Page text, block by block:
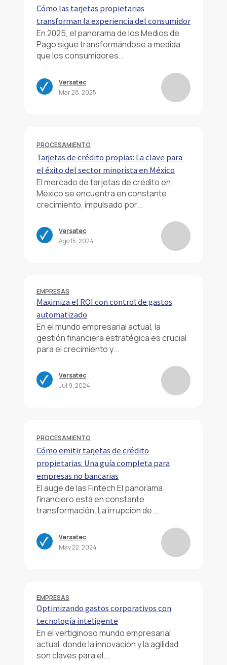
Cómo las tarjetas propietarias
transforman la experiencia del consumidor
En 2025, el panorama de los Medios de
Pago sigue transformándose a medida
que los consumidores...
Versatec
Mar 28, 2025
PROCESAMIENTO
Tarjetas de crédito propias: La clave para
el éxito del sector minorista en México
El mercado de tarjetas de crédito en
México se encuentra en constante
crecimiento, impulsado por...
Versatec
Ago 15, 2024
EMPRESAS
Maximiza el ROI con control de gastos
automatizado
En el mundo empresarial actual, la
gestión financiera estratégica es crucial
para el crecimiento y...
Versatec
Jul 9, 2024
PROCESAMIENTO
Cómo emitir tarjetas de crédito
propietarias: Una guía completa para
empresas no bancarias
El auge de las Fintech El panorama
financiero está en constante
transformación. La irrupción de...
Versatec
May 22, 2024
EMPRESAS
Optimizando gastos corporativos con
tecnología inteligente
En el vertiginoso mundo empresarial
actual, donde la innovación y la agilidad
son claves para el...